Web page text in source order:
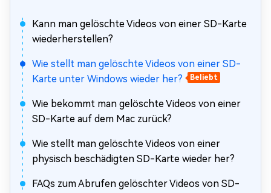
Kann man gelöschte Videos von einer SD-Karte
wiederherstellen?
Wie stellt man gelöschte Videos von einer SD-
Karte unter Windows wieder her?
Beliebt
Wie bekommt man gelöschte Videos von einer
SD-Karte auf dem Mac zurück?
Wie stellt man gelöschte Videos von einer
physisch beschädigten SD-Karte wieder her?
FAQs zum Abrufen gelöschter Videos von SD-